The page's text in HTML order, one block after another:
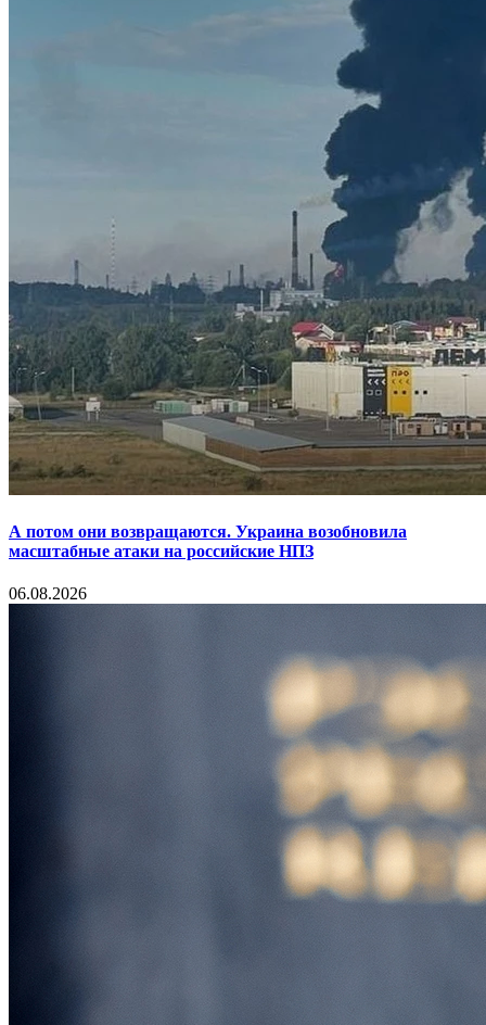
А потом они возвращаются. Украина возобновила
масштабные атаки на российские НПЗ
06.08.2026